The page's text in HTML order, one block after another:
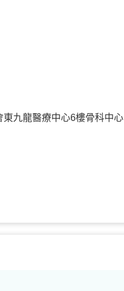
九龍醫療中心6樓骨科中心